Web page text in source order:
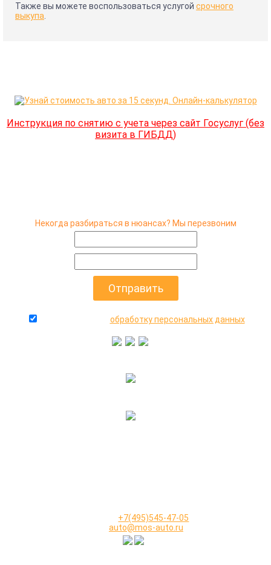
Также вы можете воспользоваться услугой срочного
выкупа.
Инструкция по снятию с учета через сайт Госуслуг (без
визита в ГИБДД)
Некогда разбираться в нюансах? Мы перезвоним
обработку персональных данных
+7(495)545-47-05
auto@mos-auto.ru